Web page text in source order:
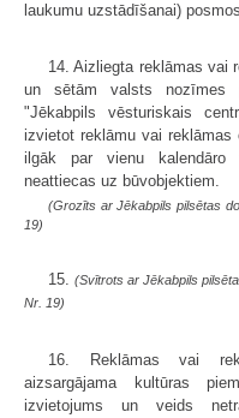
laukumu uzstādīšanai)
14. Aizliegta reklāmas vai
un sētām valsts nozīmes
"Jēkabpils vēsturiskais
izvietot reklāmu vai
ilgāk par vienu kalendāro
neattiecas uz būvobjektiem.
(Grozīts ar Jēkabpils pilsētas
19)
15. (Svītrots ar Jēkabpils
Nr. 19)
16. Reklāmas vai
aizsargājama kultūras
izvietojums un veids